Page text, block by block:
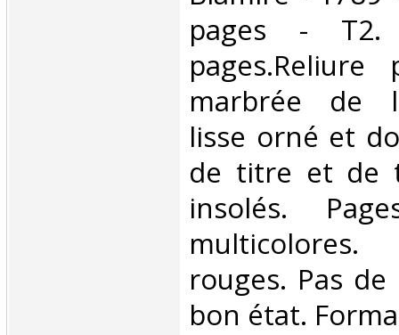
pages -
pages.Reliure
marbrée de
lisse orné et
de titre et de
insolés.
rouges. Pas
bon état.